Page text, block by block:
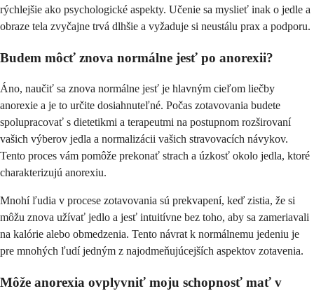
rýchlejšie ako psychologické aspekty. Učenie sa myslieť inak o jedle a
obraze tela zvyčajne trvá dlhšie a vyžaduje si neustálu prax a podporu.
Budem môcť znova normálne jesť po anorexii?
Áno, naučiť sa znova normálne jesť je hlavným cieľom liečby
anorexie a je to určite dosiahnuteľné. Počas zotavovania budete
spolupracovať s dietetikmi a terapeutmi na postupnom rozširovaní
vašich výberov jedla a normalizácii vašich stravovacích návykov.
Tento proces vám pomôže prekonať strach a úzkosť okolo jedla, ktoré
charakterizujú anorexiu.
Mnohí ľudia v procese zotavovania sú prekvapení, keď zistia, že si
môžu znova užívať jedlo a jesť intuitívne bez toho, aby sa zameriavali
na kalórie alebo obmedzenia. Tento návrat k normálnemu jedeniu je
pre mnohých ľudí jedným z najodmeňujúcejších aspektov zotavenia.
Môže anorexia ovplyvniť moju schopnosť mať v